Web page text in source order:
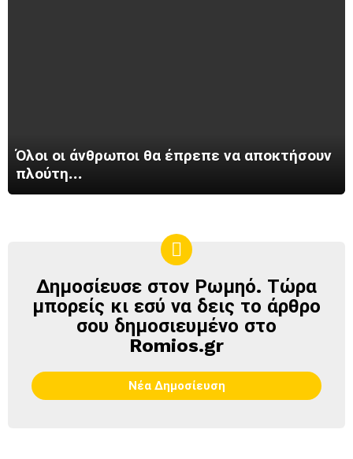
Όλοι οι άνθρωποι θα έπρεπε να αποκτήσουν
πλούτη…
ΔΗΜΟΣΊΕΥΣΕ
ΣΤΟΝ
ΡΩΜΗΌ
Δημοσίευσε στον Ρωμηό. Τώρα
μπορείς κι εσύ να δεις το άρθρο
σου δημοσιευμένο στο
Romios.gr
Νέα Δημοσίευση